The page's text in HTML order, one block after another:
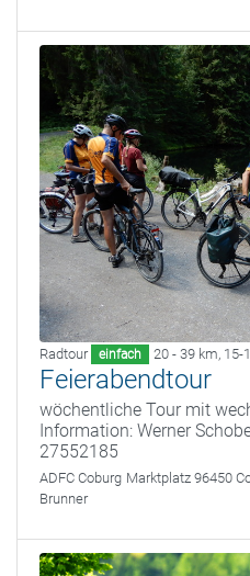
Radtour einfach 20 - 39 km, 15-
Feierabendtour
wöchentliche Tour mit
Information: Werner
27552185
ADFC Coburg Marktplatz 96450
Brunner